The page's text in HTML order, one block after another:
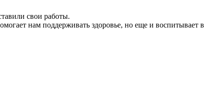
свои работы.
нам поддерживать здоровье, но еще и воспитывает в